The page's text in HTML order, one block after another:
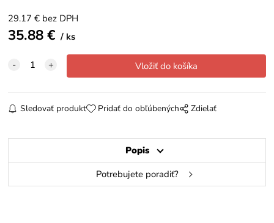
29.17 € bez DPH
35.88€ ks
Sledovať produkt Pridať do obľúbených Zdielať
Popis
Potrebujete poradiť?